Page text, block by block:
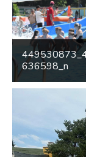
636598_n